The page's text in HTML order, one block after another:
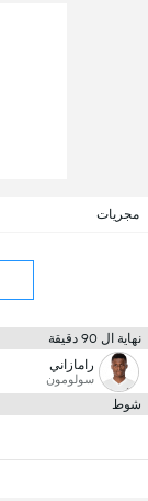
مجريات
نهاية ال 90 دقيقة
رامازاني
سولومون
شوط